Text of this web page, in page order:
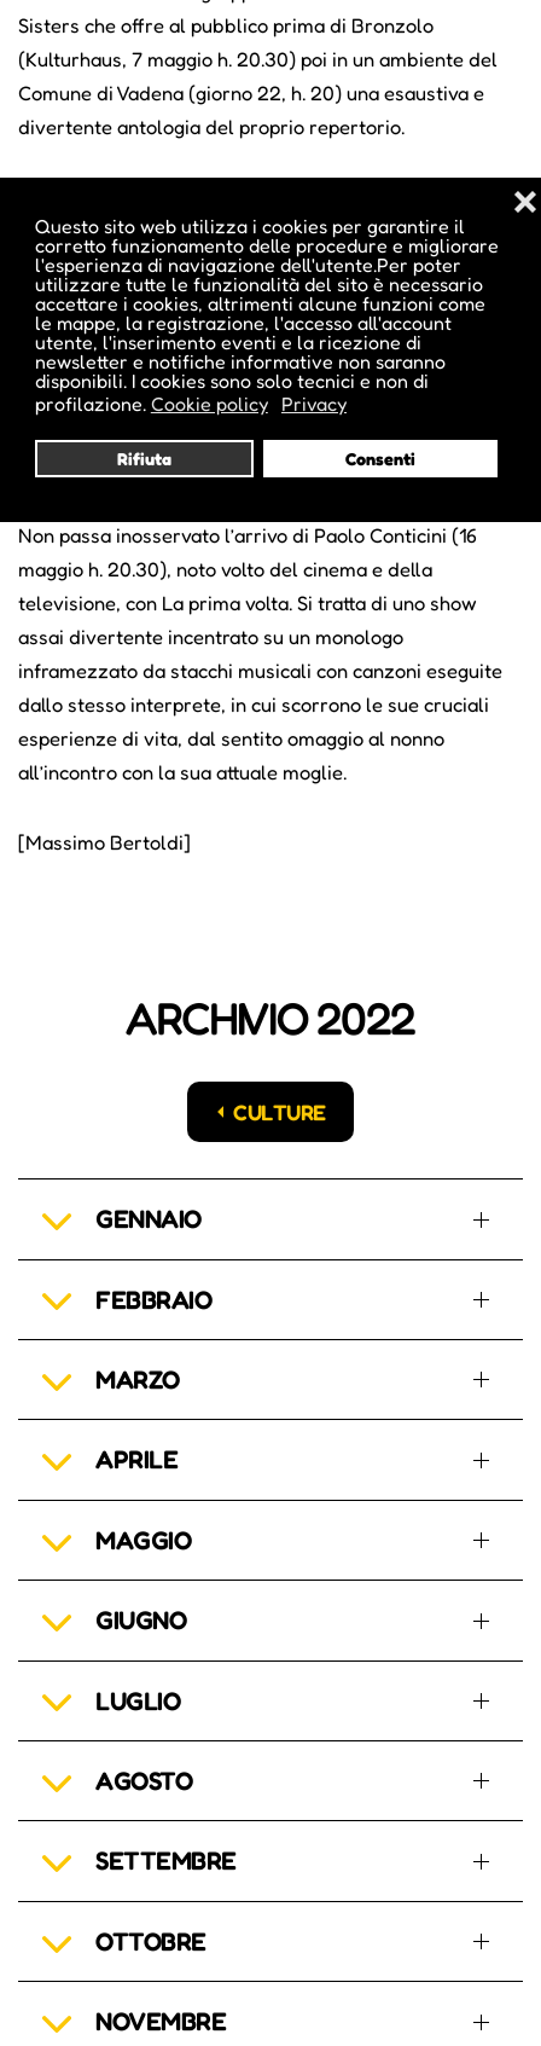
Questo sito web utilizza i cookies per garantire il
corretto funzionamento delle procedure e migliorare
l'esperienza di navigazione dell'utente.Per poter
utilizzare tutte le funzionalità del sito è necessario
accettare i cookies, altrimenti alcune funzioni come
le mappe, la registrazione, l'accesso all'account
utente, l'inserimento eventi e la ricezione di
newsletter e notifiche informative non saranno
disponibili. I cookies sono solo tecnici e non di
profilazione. Cookie policy Privacy
Rifiuta Consenti
❌
Sisters che offre al pubblico prima di Bronzolo
(Kulturhaus, 7 maggio h. 20.30) poi in un ambiente del
Comune di Vadena (giorno 22, h. 20) una esaustiva e
divertente antologia del proprio repertorio.
Ribalta presenta la sua ultima produzione, Il paradiso
perduto (7-8 maggio h. 20.30; prima in scena al Forum di
Bressanone il giorno 4 h. 20.30 e il 15 h. 11 e h. 20.30). Si
tratta della rielaborazione firmata dal regista Antonio
Viganò del romanzo dell’orrore di Mary Shelley in cui si
racconta il fallito tentativo del dottor Frankenstein di
creare un uomo artificiale, perfetto e eterno, che diventa
occasione per riflettere sul concetto di bellezza, sul
Non passa inosservato l’arrivo di Paolo Conticini (16
maggio h. 20.30), noto volto del cinema e della
televisione, con La prima volta. Si tratta di uno show
assai divertente incentrato su un monologo
inframezzato da stacchi musicali con canzoni eseguite
dallo stesso interprete, in cui scorrono le sue cruciali
esperienze di vita, dal sentito omaggio al nonno
all’incontro con la sua attuale moglie.
[Massimo Bertoldi]
ARCHIVIO 2022
CULTURE
GENNAIO
FEBBRAIO
MARZO
APRILE
MAGGIO
GIUGNO
LUGLIO
AGOSTO
SETTEMBRE
OTTOBRE
NOVEMBRE